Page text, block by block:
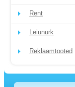
Rent
Leiunurk
Reklaamtooted